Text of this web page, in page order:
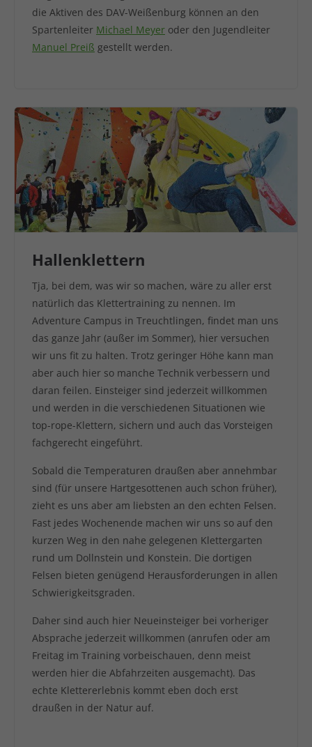
die Aktiven des DAV-Weißenburg können an den
Spartenleiter Michael Meyer oder den Jugendleiter
Manuel Preiß gestellt werden.
Hallenklettern
Tja, bei dem, was wir so machen, wäre zu aller erst
natürlich das Klettertraining zu nennen. Im
Adventure Campus in Treuchtlingen, findet man uns
das ganze Jahr (außer im Sommer), hier versuchen
wir uns fit zu halten. Trotz geringer Höhe kann man
aber auch hier so manche Technik verbessern und
daran feilen. Einsteiger sind jederzeit willkommen
und werden in die verschiedenen Situationen wie
top-rope-Klettern, sichern und auch das Vorsteigen
fachgerecht eingeführt.
Sobald die Temperaturen draußen aber annehmbar
sind (für unsere Hartgesottenen auch schon früher),
zieht es uns aber am liebsten an den echten Felsen.
Fast jedes Wochenende machen wir uns so auf den
kurzen Weg in den nahe gelegenen Klettergarten
rund um Dollnstein und Konstein. Die dortigen
Felsen bieten genügend Herausforderungen in allen
Schwierigkeitsgraden.
Daher sind auch hier Neueinsteiger bei vorheriger
Absprache jederzeit willkommen (anrufen oder am
Freitag im Training vorbeischauen, denn meist
werden hier die Abfahrzeiten ausgemacht). Das
echte Klettererlebnis kommt eben doch erst
draußen in der Natur auf.